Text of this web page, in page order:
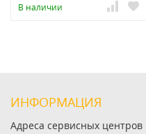
В наличии
ИНФОРМАЦИЯ
Адреса сервисных центров